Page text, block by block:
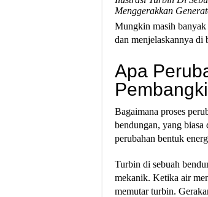
Menggerakkan
Mungkin masih
dan menjelaskannya di
Apa
Bagaimana proses
bendungan, yang
perubahan bentuk
Turbin di sebuah
mekanik. Ketika air
memutar turbin.